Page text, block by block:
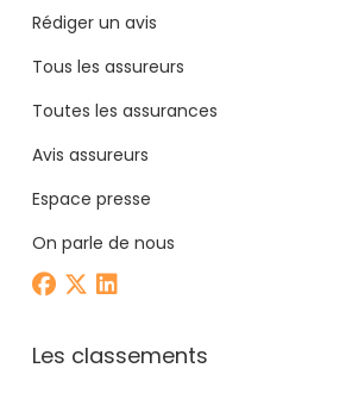
Rédiger un avis
Tous les assureurs
Toutes les assurances
Avis assureurs
Espace presse
On parle de nous
Les classements